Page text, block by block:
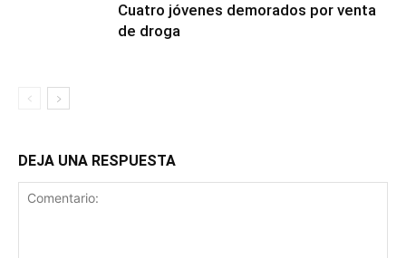
Cuatro jóvenes demorados por venta
de droga
DEJA UNA RESPUESTA